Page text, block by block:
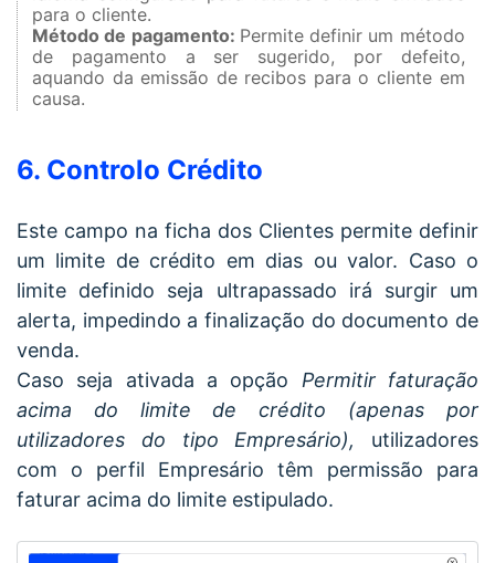
para o cliente.
Método de pagamento: Permite definir um método
de pagamento a ser sugerido, por defeito,
aquando da emissão de recibos para o cliente em
causa.
6. Controlo Crédito
Este campo na ficha dos Clientes permite definir
um limite de crédito em dias ou valor. Caso o
limite definido seja ultrapassado irá surgir um
alerta, impedindo a finalização do documento de
venda.
Caso seja ativada a opção Permitir faturação
acima do limite de crédito (apenas por
utilizadores do tipo Empresário), utilizadores
com o perfil Empresário têm permissão para
faturar acima do limite estipulado.